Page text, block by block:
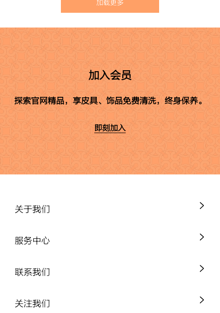
加载更多
加入会员
探索官网精品，享皮具、饰品免费清洗，终身保养。
即刻加入
关于我们
服务中心
联系我们
关注我们